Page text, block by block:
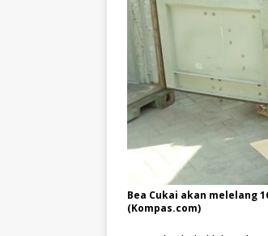
Bea Cukai akan melelang
(Kompas.com)